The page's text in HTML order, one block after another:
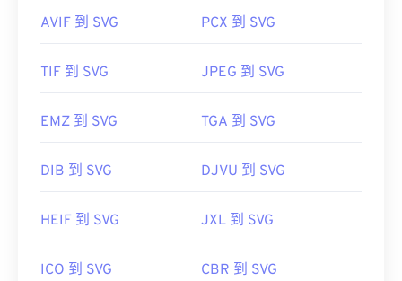
AVIF 到 SVG PCX 到 SVG
TIF 到 SVG JPEG 到 SVG
EMZ 到 SVG TGA 到 SVG
DIB 到 SVG DJVU 到 SVG
HEIF 到 SVG JXL 到 SVG
ICO 到 SVG CBR 到 SVG